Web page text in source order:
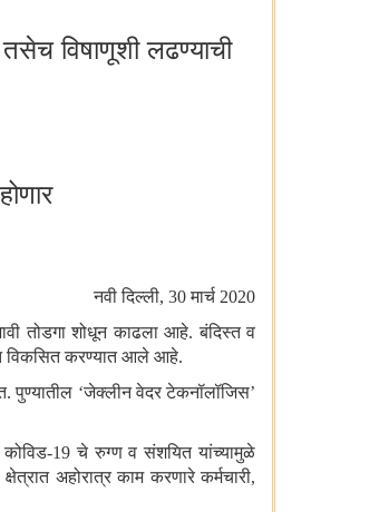
विषाणूशी लढण्याची
नवी दिल्ली, 30मार्च 2020
तोडगा शोधून काढला आहे. बंदिस्त व
विकसित करण्यात आले आहे.
पुण्यातील ‘जेक्लीन वेदर टेकनॉलॉजिस’
19 चे रुग्ण व संशयित यांच्यामुळे
अहोरात्र काम करणारे कर्मचारी,